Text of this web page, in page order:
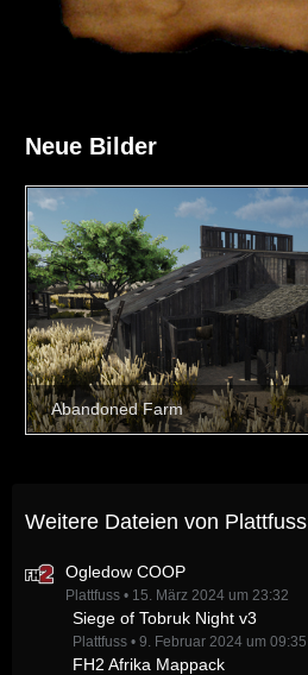
Neue Bilder
Weitere Dateien von Plattfuss
Ogledow COOP
Plattfuss 15. März 2024 um 23:32
Siege of Tobruk Night v3
Plattfuss 9. Februar 2024 um 09:35
FH2 Afrika Mappack